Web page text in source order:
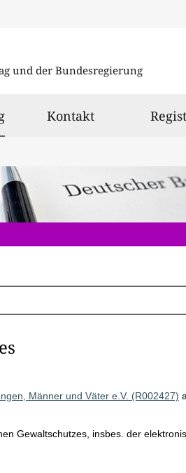
und der Bundesregierung
ausgewählt
Kontakt
Männer und Väter e.V. (R002427)
Gewaltschutzes, insbes. der